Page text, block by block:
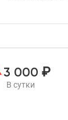
3 000 ₽
В сутки